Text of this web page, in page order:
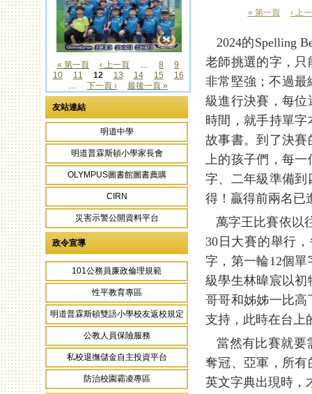
頁面
« 第一頁 ‹ 上一頁 … 8
9
10
11 12 13 14 15
16
…
下一頁 › 最後一頁 »
友站連結
明道中學
明道普霖斯頓小學家長會
OLYMPUS圖書館圖書薦購
CIRN
災害示警公開資料平台
政令宣導
101公務員廉政倫理規範
性平教育專區
明道普霖斯頓雙語小學校友返校規定
公教人員保險服務
私校退撫儲金自主投資平台
防治校園霸凌專區
頁面
« 第一頁 ‹ 上
2024的Spelling
老師挑選的字，
非常堅強；不過最
級進行決賽，每
時間，就手持單
故事書。到了決
上的孩子們，每
字、二年級準備
得！贏得前兩名已
萬字王比賽依以
30日大賽的舉行
字，第一輪12個
級學生林暐宸以
哥哥和姊姊一比
支持，此時在台上
當然有比賽就要
奪冠、亞軍，所
英文字典出現時，